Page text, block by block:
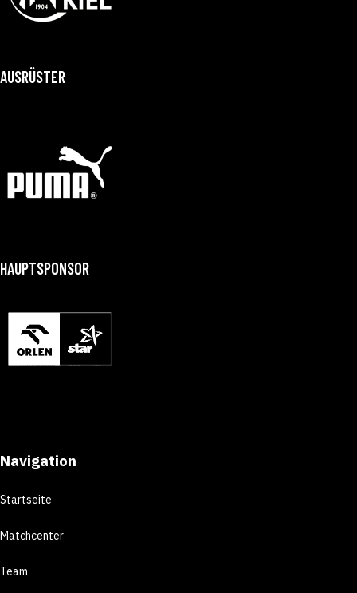
AUSRÜSTER
HAUPTSPONSOR
Navigation
Startseite
Matchcenter
Team